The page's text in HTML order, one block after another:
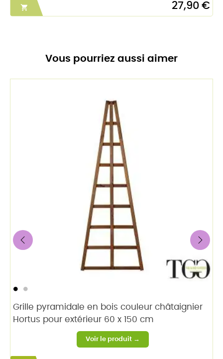
 27,90 €
Vous pourriez aussi aimer
Grille pyramidale en bois couleur châtaignier
Hortus pour extérieur 60 x 150 cm
›